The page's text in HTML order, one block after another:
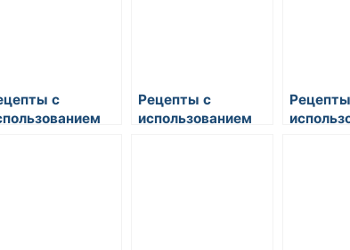
с
Рецепты с
использованием